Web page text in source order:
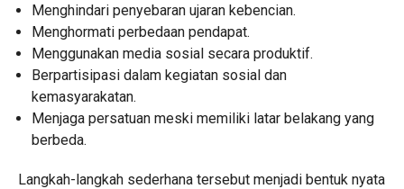
Menghindari penyebaran ujaran kebencian.
Menghormati perbedaan pendapat.
Menggunakan media sosial secara produktif.
Berpartisipasi dalam kegiatan sosial dan
kemasyarakatan.
Menjaga persatuan meski memiliki latar belakang yang
berbeda.
Langkah-langkah sederhana tersebut menjadi bentuk nyata